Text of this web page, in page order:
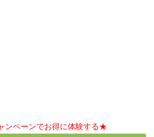
ンペーンでお得に体験する★